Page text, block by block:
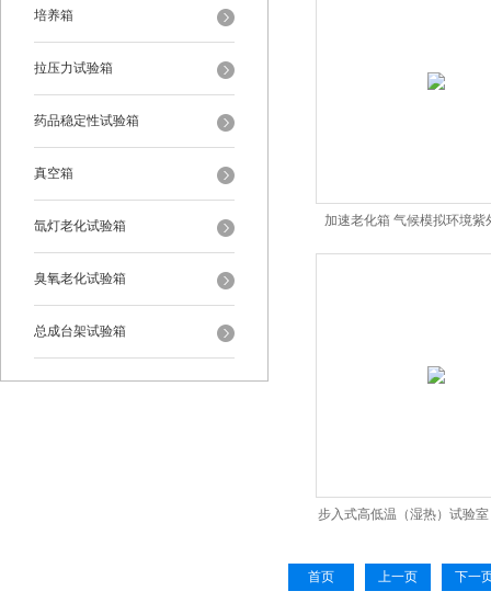
培养箱
拉压力试验箱
药品稳定性试验箱
真空箱
氙灯老化试验箱
臭氧老化试验箱
总成台架试验箱
加速老化箱 气候模拟环境紫
步入式高低温（湿热）试验
首页 上一页 下一